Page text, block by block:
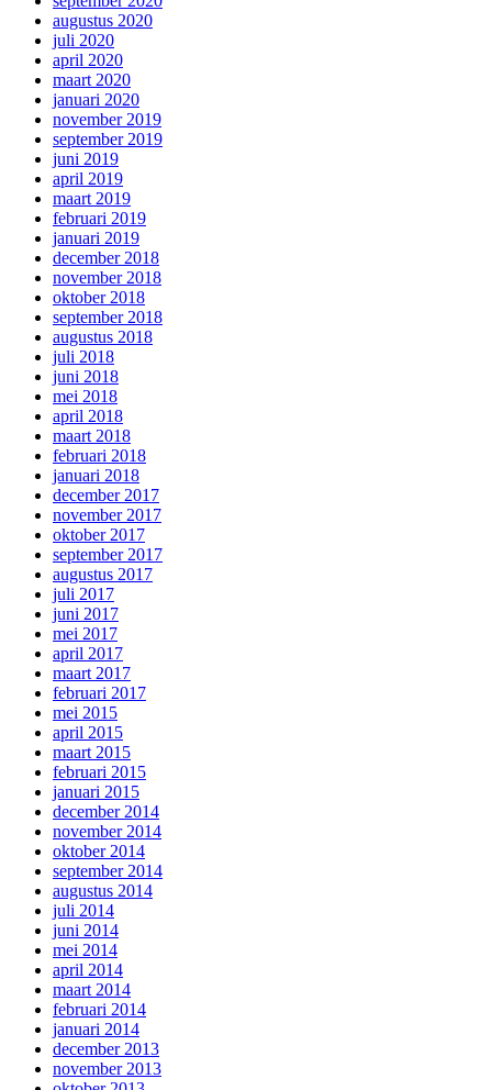
augustus 2020
juli 2020
april 2020
maart 2020
januari 2020
november 2019
september 2019
juni 2019
april 2019
maart 2019
februari 2019
januari 2019
december 2018
november 2018
oktober 2018
september 2018
augustus 2018
juli 2018
juni 2018
mei 2018
april 2018
maart 2018
februari 2018
januari 2018
december 2017
november 2017
oktober 2017
september 2017
augustus 2017
juli 2017
juni 2017
mei 2017
april 2017
maart 2017
februari 2017
mei 2015
april 2015
maart 2015
februari 2015
januari 2015
december 2014
november 2014
oktober 2014
september 2014
augustus 2014
juli 2014
juni 2014
mei 2014
april 2014
maart 2014
februari 2014
januari 2014
december 2013
november 2013